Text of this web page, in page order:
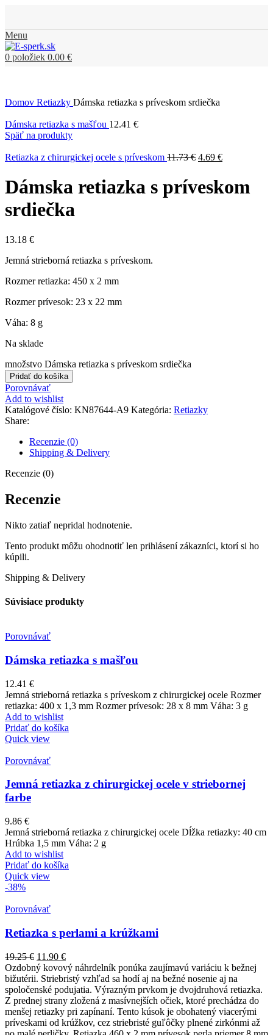
Menu
0 položiek 0.00 €
Domov Retiazky Dámska retiazka s príveskom srdiečka
Dámska retiazka s mašľou 12.41 €
Späť na produkty
Retiazka z chirurgickej ocele s príveskom 11.73€ 4.69 €
Dámska retiazka s príveskom
srdiečka
13.18 €
Jemná strieborná retiazka s príveskom.
Rozmer retiazka: 450 x 2 mm
Rozmer prívesok: 23 x 22 mm
Váha: 8 g
Na sklade
množstvo Dámska retiazka s príveskom srdiečka
Pridať do košíka
Porovnávať
Add to wishlist
Katalógové číslo: KN87644-A9 Kategória: Retiazky
Share:
Recenzie (0)
Shipping & Delivery
Recenzie (0)
Recenzie
Nikto zatiaľ nepridal hodnotenie.
Tento produkt môžu ohodnotiť len prihlásení zákazníci, ktorí si ho
kúpili.
Shipping & Delivery
Súvisiace produkty
Porovnávať
Dámska retiazka s mašľou
12.41 €
Jemná strieborná retiazka s príveskom z chirurgickej ocele Rozmer
retiazka: 400 x 1,3 mm Rozmer prívesok: 28 x 8 mm Váha: 3 g
Add to wishlist
Pridať do košíka
Quick view
Porovnávať
Jemná retiazka z chirurgickej ocele v striebornej
farbe
9.86 €
Jemná strieborná retiazka z chirurgickej ocele Dĺžka retiazky: 40 cm
Hrúbka 1,5 mm Váha: 2 g
Add to wishlist
Pridať do košíka
Quick view
-38%
Porovnávať
Retiazka s perlami a krúžkami
19.25€ 11.90 €
Ozdobný kovový náhrdelník ponúka zaujímavú variáciu k bežnej
bižutérii. Striebristý vzhľad sa hodí aj na bežné nosenie aj na
spoločenské podujatia. Výrazným prvkom je dvojdruhová retiazka.
Z prednej strany zložená z masívnejších očiek, ktoré prechádza do
menšej retiazky pri zapínaní. Tento kúsok je obohatený viacerými
príveskami od krúžkov, cez striebristé guľôčky plnené zirkónmi až